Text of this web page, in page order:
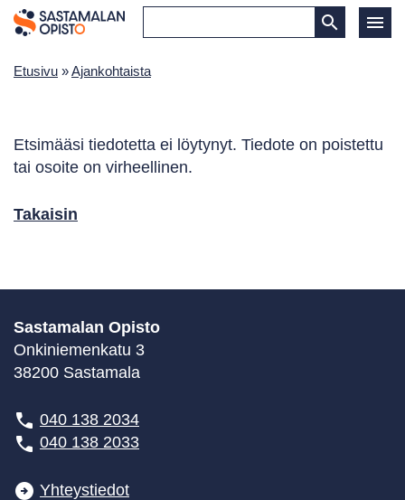
Etusivu »Ajankohtaista
Etsimääsi tiedotetta ei löytynyt. Tiedote on poistettu
tai osoite on virheellinen.
Takaisin
Sastamalan Opisto
Onkiniemenkatu 3
38200 Sastamala
040 138 2034
040 138 2033
Yhteystiedot